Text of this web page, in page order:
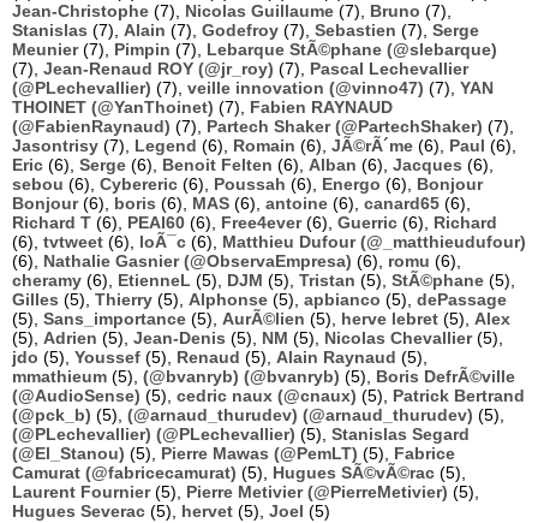
Jean-Christophe (7), Nicolas Guillaume (7), Bruno (7),
Stanislas (7), Alain (7), Godefroy (7), Sebastien (7), Serge
Meunier(7), Pimpin (7), Lebarque StÃ©phane (@slebarque)
(7), Jean-Renaud ROY (@jr_roy) (7), Pascal Lechevallier
(@PLechevallier) (7), veille innovation (@vinno47) (7), YAN
THOINET (@YanThoinet) (7), Fabien RAYNAUD
(@FabienRaynaud) (7), Partech Shaker (@PartechShaker) (7),
Jasontrisy (7), Legend (6), Romain (6), JÃ©rÃ´me (6), Paul (6),
Eric (6), Serge (6), Benoit Felten (6), Alban (6), Jacques (6),
sebou (6), Cybereric (6), Poussah (6), Energo (6), Bonjour
Bonjour(6), boris (6), MAS (6), antoine (6), canard65 (6),
Richard T (6), PEAI60 (6), Free4ever(6), Guerric (6), Richard
(6), tvtweet (6), loÃ¯c (6), Matthieu Dufour (@_matthieudufour)
(6), Nathalie Gasnier (@ObservaEmpresa) (6), romu (6),
cheramy (6), EtienneL (5), DJM (5), Tristan (5), StÃ©phane (5),
Gilles (5), Thierry (5), Alphonse (5), apbianco (5), dePassage
(5), Sans_importance (5), AurÃ©lien (5), herve lebret (5), Alex
(5), Adrien (5), Jean-Denis (5), NM (5), Nicolas Chevallier(5),
jdo (5), Youssef (5), Renaud (5), Alain Raynaud (5),
mmathieum (5), (@bvanryb) (@bvanryb) (5), Boris DefrÃ©ville
(@AudioSense) (5), cedric naux (@cnaux) (5), Patrick Bertrand
(@pck_b) (5), (@arnaud_thurudev) (@arnaud_thurudev) (5),
(@PLechevallier) (@PLechevallier) (5), Stanislas Segard
(@El_Stanou) (5), Pierre Mawas (@PemLT) (5), Fabrice
Camurat (@fabricecamurat) (5), Hugues SÃ©vÃ©rac (5),
Laurent Fournier(5), Pierre Metivier (@PierreMetivier) (5),
Hugues Severac (5), hervet (5), Joel (5)